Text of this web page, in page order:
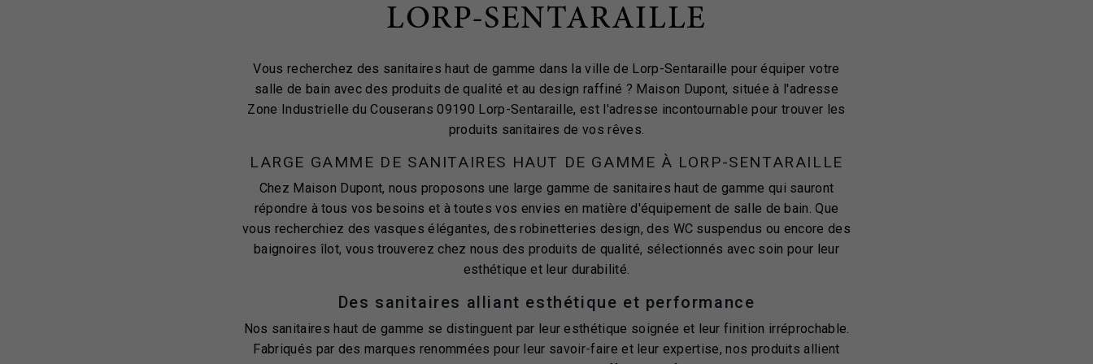
LORP-SENTARAILLE
Vous recherchez des sanitaires haut de gamme dans la ville de Lorp-Sentaraille pour équiper votre
salle de bain avec des produits de qualité et au design raffiné ? Maison Dupont, située à l'adresse
Zone Industrielle du Couserans 09190 Lorp-Sentaraille, est l'adresse incontournable pour trouver les
produits sanitaires de vos rêves.
LARGE GAMME DE SANITAIRES HAUT DE GAMME À LORP-SENTARAILLE
Chez Maison Dupont, nous proposons une large gamme de sanitaires haut de gamme qui sauront
répondre à tous vos besoins et à toutes vos envies en matière d'équipement de salle de bain. Que
vous recherchiez des vasques élégantes, des robinetteries design, des WC suspendus ou encore des
baignoires îlot, vous trouverez chez nous des produits de qualité, sélectionnés avec soin pour leur
esthétique et leur durabilité.
Des sanitaires alliant esthétique et performance
Nos sanitaires haut de gamme se distinguent par leur esthétique soignée et leur finition irréprochable.
Fabriqués par des marques renommées pour leur savoir-faire et leur expertise, nos produits allient